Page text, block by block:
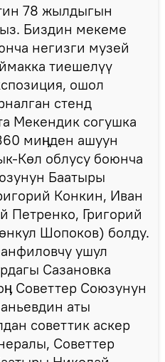
78 жылдыгын
Биздин мекеме
негизги музей
тиешелүү
ошол
стенд
Мекендик согушка
миӊден ашуун
Көл облусу боюнча
Баатыры
Конкин, Иван
Петренко, Григорий
Шопоков) болду.
ушул
Сазановка
Советтер Союзунун
аты
советтик аскер
Советтер